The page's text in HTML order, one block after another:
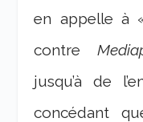
en appelle à
contre
jusqu’à de
concédant